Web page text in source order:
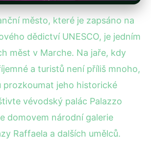
město, které je zapsáno na
dědictví UNESCO, je jedním
měst v Marche. Na jaře, kdy
a turistů není příliš mnoho,
prozkoumat jeho historické
vévodský palác Palazzo
domovem národní galerie
Raffaela a dalších umělců.